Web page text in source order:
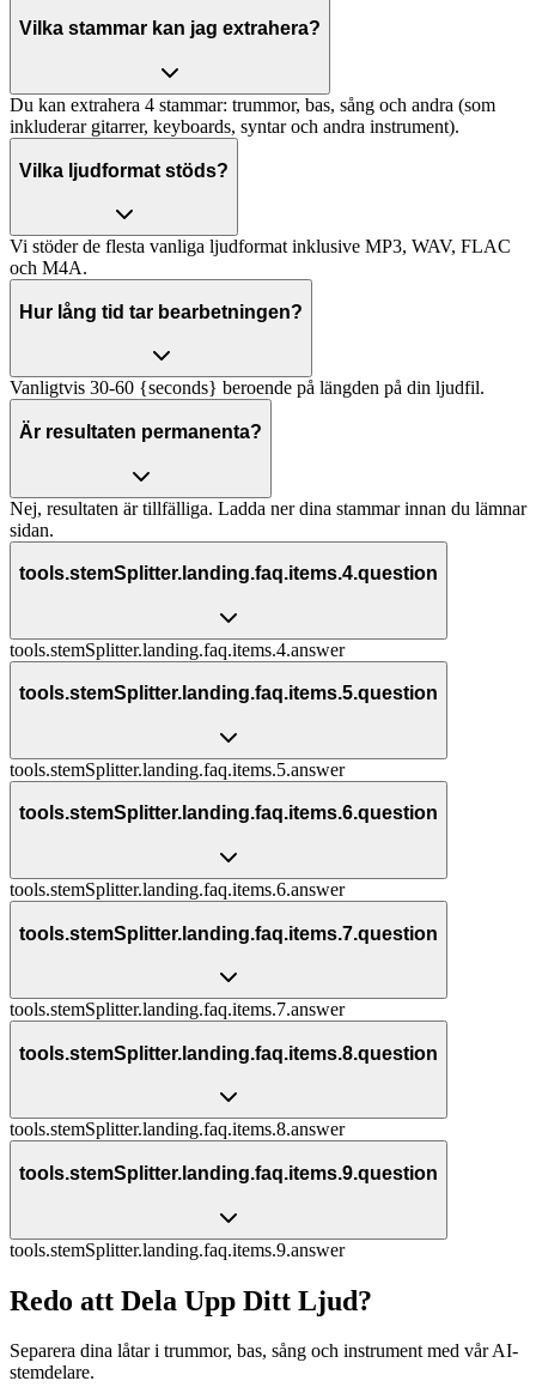
Vilka stammar kan jag extrahera?
Du kan extrahera 4 stammar: trummor, bas, sång och andra (som
inkluderar gitarrer, keyboards, syntar och andra instrument).
Vilka ljudformat stöds?
Vi stöder de flesta vanliga ljudformat inklusive MP3, WAV, FLAC
och M4A.
Hur lång tid tar bearbetningen?
Vanligtvis 30-60 {seconds} beroende på längden på din ljudfil.
Är resultaten permanenta?
Nej, resultaten är tillfälliga. Ladda ner dina stammar innan du lämnar
sidan.
tools.stemSplitter.landing.faq.items.4.question
tools.stemSplitter.landing.faq.items.4.answer
tools.stemSplitter.landing.faq.items.5.question
tools.stemSplitter.landing.faq.items.5.answer
tools.stemSplitter.landing.faq.items.6.question
tools.stemSplitter.landing.faq.items.6.answer
tools.stemSplitter.landing.faq.items.7.question
tools.stemSplitter.landing.faq.items.7.answer
tools.stemSplitter.landing.faq.items.8.question
tools.stemSplitter.landing.faq.items.8.answer
tools.stemSplitter.landing.faq.items.9.question
tools.stemSplitter.landing.faq.items.9.answer
Redo att Dela Upp Ditt Ljud?
Separera dina låtar i trummor, bas, sång och instrument med vår AI-
stemdelare.